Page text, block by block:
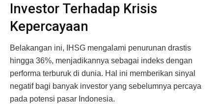
Investor Terhadap Krisis
Kepercayaan
Belakangan ini, IHSG mengalami penurunan drastis
hingga 36%, menjadikannya sebagai indeks dengan
performa terburuk di dunia. Hal ini memberikan sinyal
negatif bagi banyak investor yang sebelumnya percaya
pada potensi pasar Indonesia.